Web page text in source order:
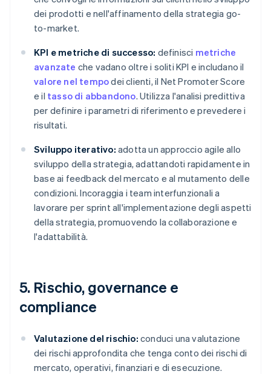
dei prodotti e nell'affinamento della strategia go-
to-market.
KPI e metriche di successo: definisci metriche
avanzate che vadano oltre i soliti KPI e includano il
valore nel tempodei clienti, il Net Promoter Score
e il tasso di abbandono. Utilizza l'analisi predittiva
per definire i parametri di riferimento e prevedere i
risultati.
Sviluppo iterativo: adotta un approccio agile allo
sviluppo della strategia, adattandoti rapidamente in
base ai feedback del mercato e al mutamento delle
condizioni. Incoraggia i team interfunzionali a
lavorare per sprint all'implementazione degli aspetti
della strategia, promuovendo la collaborazione e
l'adattabilità.
5. Rischio, governance e
compliance
Valutazione del rischio: conduci una valutazione
dei rischi approfondita che tenga conto dei rischi di
mercato, operativi, finanziari e di esecuzione.